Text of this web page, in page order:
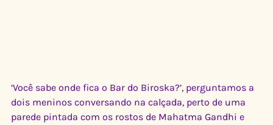
‘Você sabe onde fica o Bar do Biroska?’, perguntamos a
dois meninos conversando na calçada, perto de uma
parede pintada com os rostos de Mahatma Gandhi e